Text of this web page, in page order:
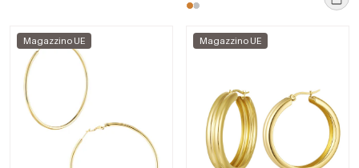
Magazzino UE Magazzino UE